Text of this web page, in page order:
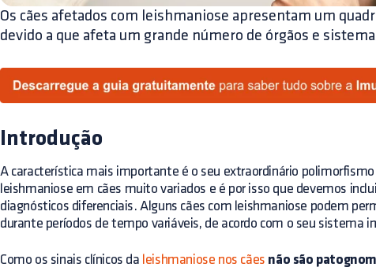
Os cães afetados com leishmaniose apresentam um
devido a que afeta um grande número de órgãos e
Introdução
A característica mais importante é o seu extraordinário
leishmaniose em cães muito variados e é por isso que devemos
diagnósticos diferenciais. Alguns cães com leishmaniose podem
durante períodos de tempo variáveis, de acordo com o seu sistema
Como os sinais clínicos da leishmaniose nos cães não são